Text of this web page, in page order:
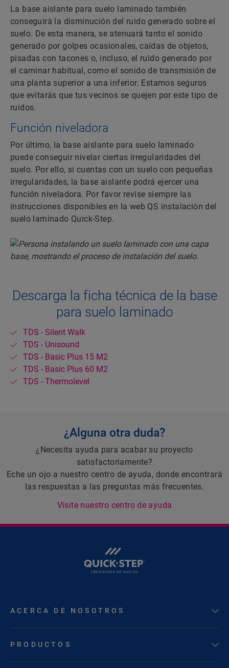
La base aislante para suelo laminado también
conseguirá la disminución del ruido generado sobre el
suelo. De esta manera, se atenuará tanto el sonido
generado por golpes ocasionales, caídas de objetos,
pisadas con tacones o, incluso, el ruido generado por
el caminar habitual, como el sonido de transmisión de
una planta superior a una inferior. Estamos seguros
que evitarás que tus vecinos se quejen por este tipo de
ruidos.
Función niveladora
Por último, la base aislante para suelo laminado
puede conseguir nivelar ciertas irregularidades del
suelo. Por ello, si cuentas con un suelo con pequeñas
irregularidades, la base aislante podrá ejercer una
función niveladora. Por favor revise siempre las
instrucciones disponibles en la web QS instalación del
suelo laminado Quick-Step.
Descarga la ficha técnica de la base
para suelo laminado
TDS - Silent Walk
TDS - Unisound
TDS - Basic Plus 15 M2
TDS - Basic Plus 60 M2
TDS - Thermolevel
¿Alguna otra duda?
¿Necesita ayuda para acabar su proyecto
satisfactoriamente?
Eche un ojo a nuestro centro de ayuda, donde encontrará
las respuestas a las preguntas más frecuentes.
Visite nuestro centro de ayuda
ACERCA DE NOSOTROS
PRODUCTOS